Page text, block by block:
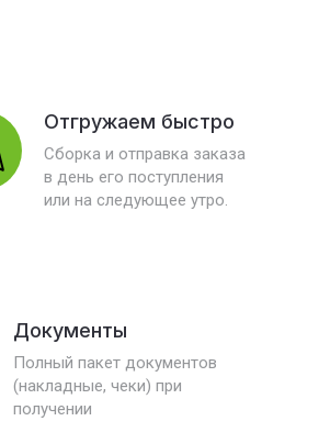
Отгружаем быстро
Сборка и отправка заказа
в день его поступления
или на следующее утро.
Документы
Полный пакет документов
(накладные, чеки) при
получении